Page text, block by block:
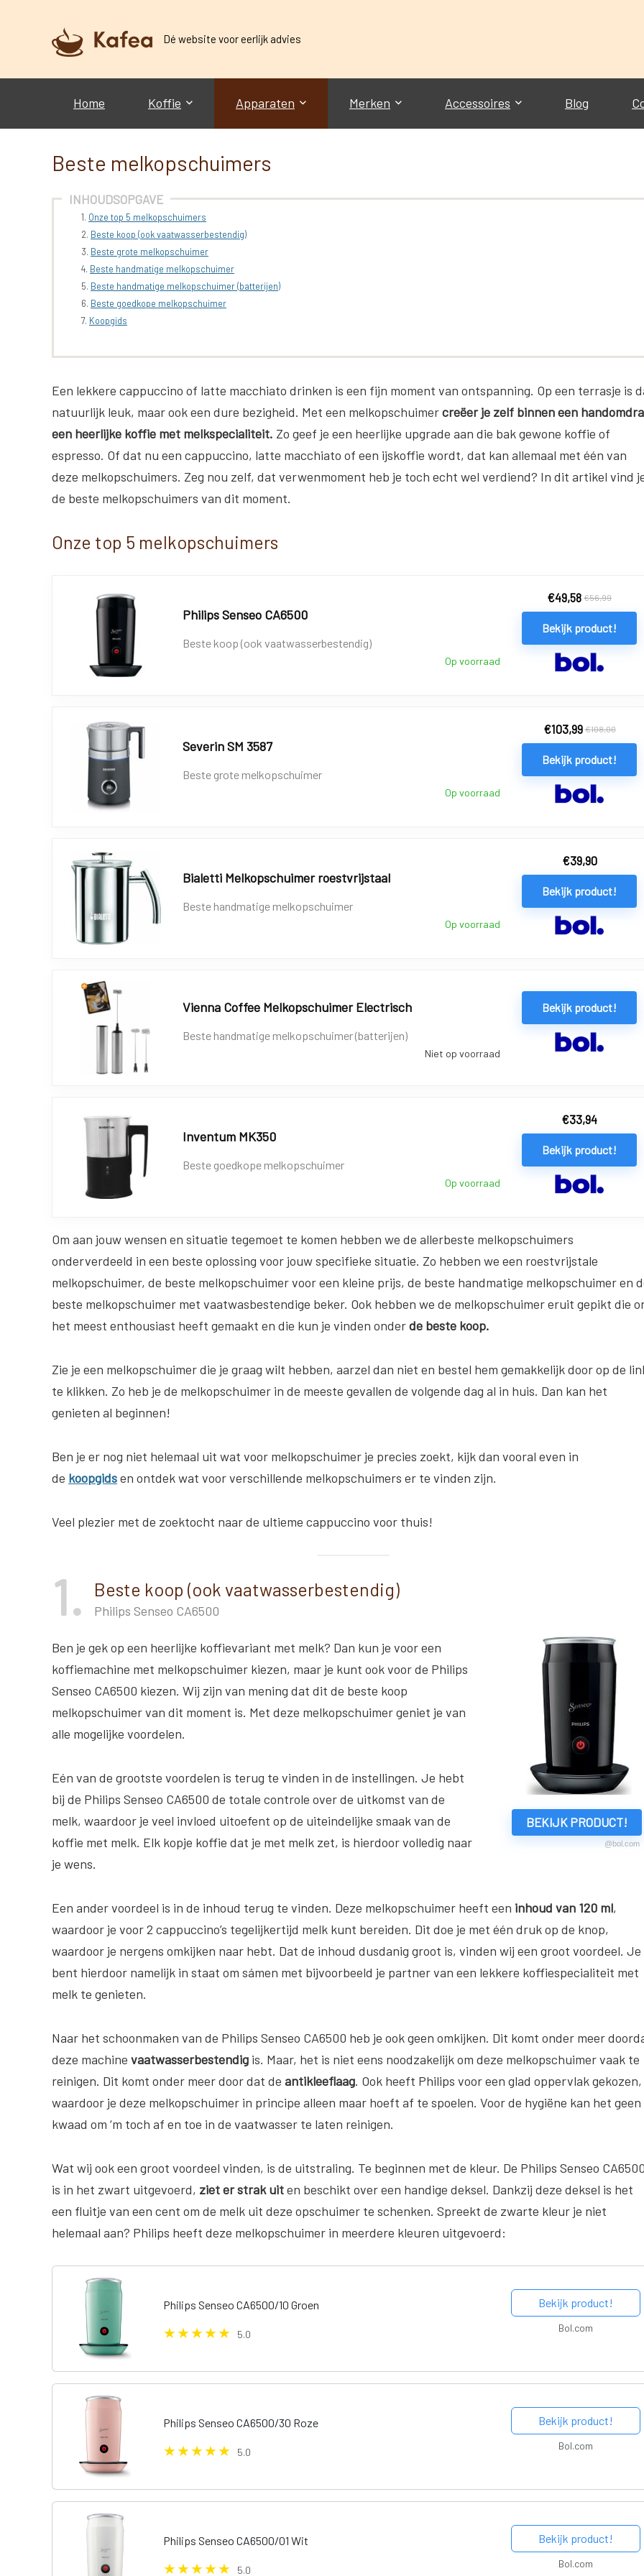
Dé website voor eerlijk advies
Home Koffie Apparaten Merken Accessoires Blog
Beste melkopschuimers
INHOUDSOPGAVE
Onze top 5 melkopschuimers
Beste koop (ook vaatwasserbestendig)
Beste grote melkopschuimer
Beste handmatige melkopschuimer
Beste handmatige melkopschuimer (batterijen)
Beste goedkope melkopschuimer
Koopgids
Een lekkere cappuccino of latte macchiato drinken is een fijn moment van ontspanning. Op een terrasje is
natuurlijk leuk, maar ook een dure bezigheid. Met een melkopschuimercreëer je zelf binnen een
een heerlijke koffie met melkspecialiteit. Zo geef je een heerlijke upgrade aan die bak gewone koffie of
espresso. Of dat nu een cappuccino, latte macchiato of een ijskoffie wordt, dat kan allemaal met één van
deze melkopschuimers. Zeg nou zelf, dat verwenmoment heb je toch echt wel verdiend? In dit artikel vind
de beste melkopschuimers van dit moment.
Onze top 5 melkopschuimers
Philips Senseo CA6500
Beste koop (ook vaatwasserbestendig)
Op voorraad
€49,58 €56,99
Bekijk product!
Severin SM 3587
Beste grote melkopschuimer
Op voorraad
€103,99€108,00
Bekijk product!
Bialetti Melkopschuimer roestvrijstaal
Beste handmatige melkopschuimer
Op voorraad
€39,90
Bekijk product!
Vienna Coffee Melkopschuimer Electrisch
Beste handmatige melkopschuimer (batterijen)
Niet op voorraad
Bekijk product!
Inventum MK350
Beste goedkope melkopschuimer
Op voorraad
€33,94
Bekijk product!
Om aan jouw wensen en situatie tegemoet te komen hebben we de allerbeste melkopschuimers
onderverdeeld in een beste oplossing voor jouw specifieke situatie. Zo hebben we een roestvrijstale
melkopschuimer, de beste melkopschuimer voor een kleine prijs, de beste handmatige melkopschuimer en
beste melkopschuimer met vaatwasbestendige beker. Ook hebben we de melkopschuimer eruit gepikt die
het meest enthousiast heeft gemaakt en die kun je vinden onderde beste koop.
Zie je een melkopschuimer die je graag wilt hebben, aarzel dan niet en bestel hem gemakkelijk door op de
te klikken. Zo heb je de melkopschuimer in de meeste gevallen de volgende dag al in huis. Dan kan het
genieten al beginnen!
Ben je er nog niet helemaal uit wat voor melkopschuimer je precies zoekt, kijk dan vooral even in
de koopgidsen ontdek wat voor verschillende melkopschuimers er te vinden zijn.
Veel plezier met de zoektocht naar de ultieme cappuccino voor thuis!
1 Beste koop (ook vaatwasserbestendig)
Philips Senseo CA6500
BEKIJK PRODUCT!
@bol.com
Ben je gek op een heerlijke koffievariant met melk? Dan kun je voor een
koffiemachine met melkopschuimer kiezen, maar je kunt ook voor de Philips
Senseo CA6500 kiezen. Wij zijn van mening dat dit de beste koop
melkopschuimer van dit moment is. Met deze melkopschuimer geniet je van
alle mogelijke voordelen.
Eén van de grootste voordelen is terug te vinden in de instellingen. Je hebt
bij de Philips Senseo CA6500 de totale controle over de uitkomst van de
melk, waardoor je veel invloed uitoefent op de uiteindelijke smaak van de
koffie met melk. Elk kopje koffie dat je met melk zet, is hierdoor volledig naar
je wens.
Een ander voordeel is in de inhoud terug te vinden. Deze melkopschuimer heeft een inhoud van 120 ml,
waardoor je voor 2 cappuccino’s tegelijkertijd melk kunt bereiden. Dit doe je met één druk op de knop,
waardoor je nergens omkijken naar hebt. Dat de inhoud dusdanig groot is, vinden wij een groot voordeel. Je
bent hierdoor namelijk in staat om sámen met bijvoorbeeld je partner van een lekkere koffiespecialiteit met
melk te genieten.
Naar het schoonmaken van de Philips Senseo CA6500 heb je ook geen omkijken. Dit komt onder meer
deze machine vaatwasserbestendig is. Maar, het is niet eens noodzakelijk om deze melkopschuimer vaak te
reinigen. Dit komt onder meer door dat de antikleeflaag. Ook heeft Philips voor een glad oppervlak gekozen,
waardoor je deze melkopschuimer in principe alleen maar hoeft af te spoelen. Voor de hygiëne kan het geen
kwaad om ‘m toch af en toe in de vaatwasser te laten reinigen.
Wat wij ook een groot voordeel vinden, is de uitstraling. Te beginnen met de kleur. De Philips Senseo
is in het zwart uitgevoerd, ziet er strak uiten beschikt over een handige deksel. Dankzij deze deksel is het
een fluitje van een cent om de melk uit deze opschuimer te schenken. Spreekt de zwarte kleur je niet
helemaal aan? Philips heeft deze melkopschuimer in meerdere kleuren uitgevoerd:
Philips Senseo CA6500/10 Groen
5.0
Bekijk product!
Bol.com
Philips Senseo CA6500/30 Roze
5.0
Bekijk product!
Bol.com
Philips Senseo CA6500/01 Wit
5.0
Bekijk product!
Bol.com